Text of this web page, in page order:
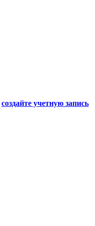
создайте учетную запись